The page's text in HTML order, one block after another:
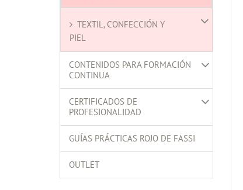
TEXTIL, CONFECCIÓN Y
PIEL
CONTENIDOS PARA FORMACIÓN
CONTINUA
CERTIFICADOS DE
PROFESIONALIDAD
GUÍAS PRÁCTICAS ROJO DE FASSI
OUTLET